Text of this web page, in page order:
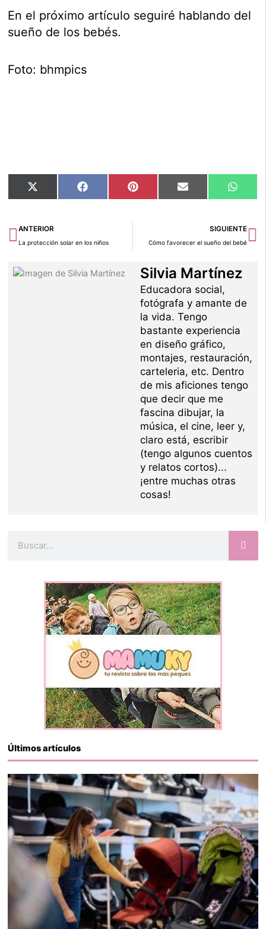
En el próximo artículo seguiré hablando del
sueño de los bebés.
Foto: bhmpics
Compartir
en
X
(Twitter)
Compartir
en
Facebook Compartir
en
Pinterest Compartir
en
Email
en
Ant
ANTERIOR
La protección solar en los niños
SIGUIENTE
Cómo favorecer el sueño del bebé
Silvia Martínez
Educadora social,
fotógrafa y amante de
la vida. Tengo
bastante experiencia
en diseño gráfico,
montajes, restauración,
carteleria, etc. Dentro
de mis aficiones tengo
que decir que me
fascina dibujar, la
música, el cine, leer y,
claro está, escribir
(tengo algunos cuentos
y relatos cortos)...
¡entre muchas otras
cosas!
Últimos artículos